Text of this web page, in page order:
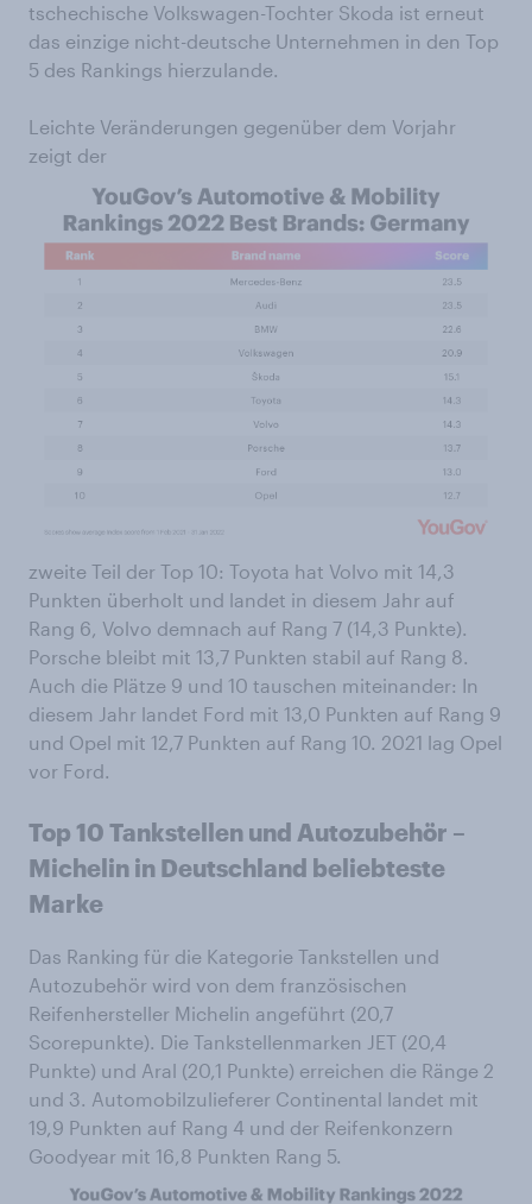
tschechische Volkswagen-Tochter Skoda ist erneut
das einzige nicht-deutsche Unternehmen in den Top
5 des Rankings hierzulande.
Leichte Veränderungen gegenüber dem Vorjahr
zeigt der
zweite Teil der Top 10: Toyota hat Volvo mit 14,3
Punkten überholt und landet in diesem Jahr auf
Rang 6, Volvo demnach auf Rang 7 (14,3 Punkte).
Porsche bleibt mit 13,7 Punkten stabil auf Rang 8.
Auch die Plätze 9 und 10 tauschen miteinander: In
diesem Jahr landet Ford mit 13,0 Punkten auf Rang 9
und Opel mit 12,7 Punkten auf Rang 10. 2021 lag Opel
vor Ford.
Top 10 Tankstellen und Autozubehör –
Michelin in Deutschland beliebteste
Marke
Das Ranking für die Kategorie Tankstellen und
Autozubehör wird von dem französischen
Reifenhersteller Michelin angeführt (20,7
Scorepunkte). Die Tankstellenmarken JET (20,4
Punkte) und Aral (20,1 Punkte) erreichen die Ränge 2
und 3. Automobilzulieferer Continental landet mit
19,9 Punkten auf Rang 4 und der Reifenkonzern
Goodyear mit 16,8 Punkten Rang 5.